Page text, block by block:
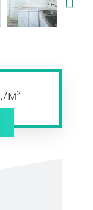
./м²